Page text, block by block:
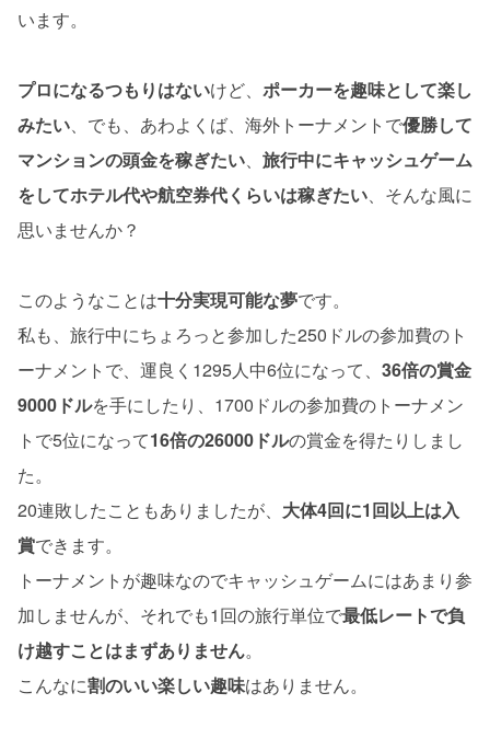
います。
プロになるつもりはないけど、 ポーカーを趣味として楽し
みたい、でも、あわよくば、海外トーナメントで優勝して
マンションの頭金を稼ぎたい、 旅行中にキャッシュゲーム
をしてホテル代や航空券代くらいは稼ぎたい、そんな風に
思いませんか？
このようなことは十分実現可能な夢です。
私も、旅行中にちょろっと参加した250ドルの参加費のト
ーナメントで、運良く1295人中6位になって、 36倍の賞金
9000ドルを手にしたり、1700ドルの参加費のトーナメン
トで5位になって16倍の26000ドルの賞金を得たりしまし
た。
20連敗したこともありましたが、 大体4回に1回以上は入
賞できます。
トーナメントが趣味なのでキャッシュゲームにはあまり参
加しませんが、それでも1回の旅行単位で最低レートで負
け越すことはまずありません。
こんなに割のいい楽しい趣味はありません。